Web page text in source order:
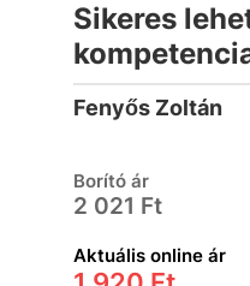
Sikeres
Fenyős Zoltán
Borító ár
2 021 Ft
Aktuális online ár